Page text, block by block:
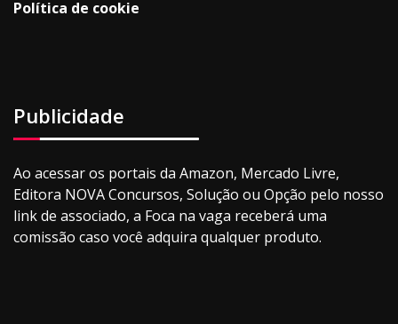
Política de cookie
Publicidade
Ao acessar os portais da Amazon, Mercado Livre,
Editora NOVA Concursos, Solução ou Opção pelo nosso
link de associado, a Foca na vaga receberá uma
comissão caso você adquira qualquer produto.